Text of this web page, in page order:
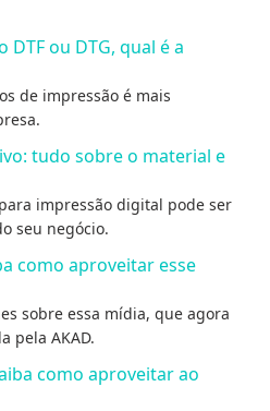
DTF ou DTG, qual é a
de impressão é mais
tudo sobre o material e
impressão digital pode ser
seu negócio.
como aproveitar esse
sobre essa mídia, que agora
pela AKAD.
como aproveitar ao